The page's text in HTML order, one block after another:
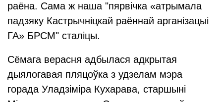
раёна. Сама ж наша "пярвічка «атрымала
падзяку Кастрычніцкай раённай арганізацыі
ГА» БРСМ" сталіцы.
Сёмага верасня адбылася адкрытая
дыялогавая пляцоўка з удзелам мэра
горада Уладзіміра Кухарава, старшыні